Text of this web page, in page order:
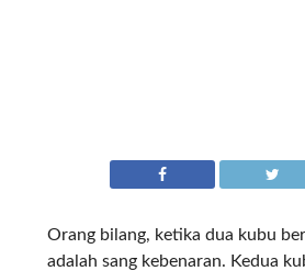
Orang bilang, ketika dua kubu
adalah sang kebenaran. Kedua